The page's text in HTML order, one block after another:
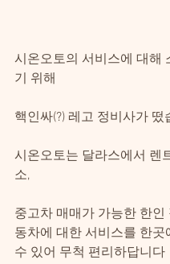
시온오토의 서비스에 대해
기 위해
핵인싸(?) 레고 정비사가 떴
시온오토는 달라스에서 렌
소,
중고차 매매가 가능한 한인
동차에 대한 서비스를 한곳
수 있어 무척 편리하답니다